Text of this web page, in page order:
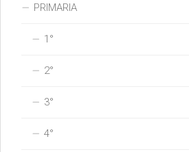
PRIMARIA
1°
2°
3°
4°